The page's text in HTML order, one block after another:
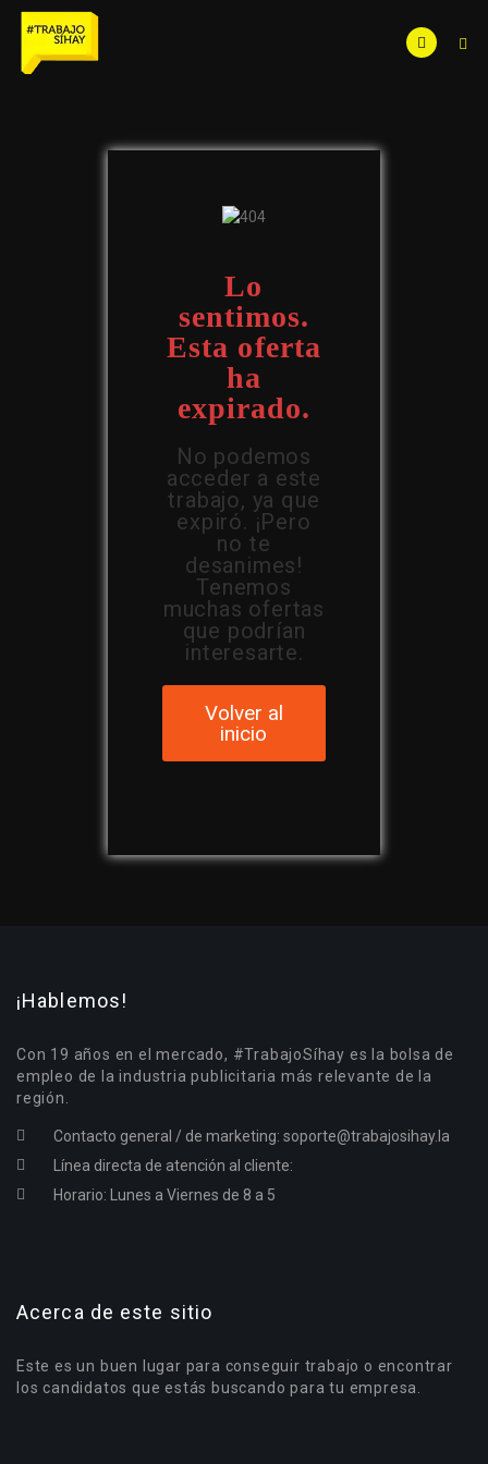
Lo
sentimos.
Esta oferta
ha
expirado.
No podemos
acceder a este
trabajo, ya que
expiró. ¡Pero
no te
desanimes!
Tenemos
muchas ofertas
que podrían
interesarte.
Volver al
inicio
¡Hablemos!
Con 19 años en el mercado, #TrabajoSíhay es la bolsa de
empleo de la industria publicitaria más relevante de la
región.
Contacto general / de marketing: soporte@trabajosihay.la
Línea directa de atención al cliente:
Horario: Lunes a Viernes de 8 a 5
Acerca de este sitio
Este es un buen lugar para conseguir trabajo o encontrar
los candidatos que estás buscando para tu empresa.